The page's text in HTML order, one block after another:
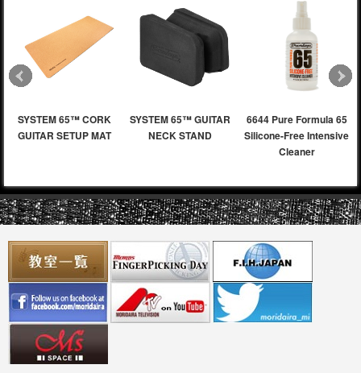
SYSTEM 65™ CORK
GUITAR SETUP MAT
SYSTEM 65™ GUITAR
NECK STAND
6644 Pure Formula 65
Silicone-Free Intensive
Cleaner